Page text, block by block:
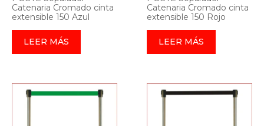
Catenaria Cromado cinta
extensible 150 Azul
LEER MÁS
Catenaria Cromado cinta
extensible 150 Rojo
LEER MÁS